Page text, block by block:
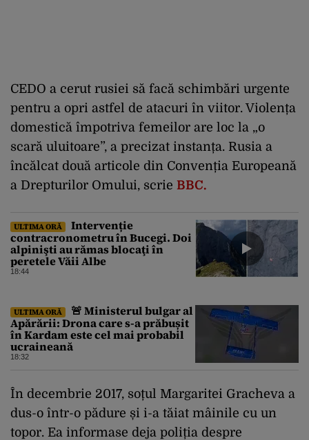
CEDO a cerut rusiei să facă schimbări urgente
pentru a opri astfel de atacuri în viitor. Violența
domestică împotriva femeilor are loc la „o
scară uluitoare”, a precizat instanța. Rusia a
încălcat două articole din Convenția Europeană
a Drepturilor Omului, scrie BBC.
ULTIMA ORĂ
Intervenție
contracronometru în Bucegi. Doi
alpinişti au rămas blocaţi în
peretele Văii Albe
18:44
ULTIMA ORĂ
🚨 Ministerul bulgar al
Apărării: Drona care s-a prăbușit
în Kardam este cel mai probabil
ucraineană
18:32
În decembrie 2017, soțul Margaritei Gracheva a
dus-o într-o pădure și i-a tăiat mâinile cu un
topor. Ea informase deja poliția despre